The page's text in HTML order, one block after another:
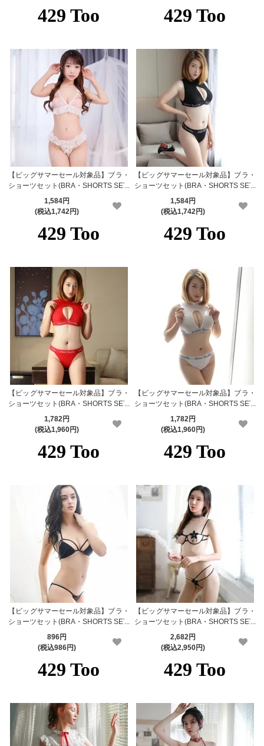
【ビッグサマーセール対象品】ブラ・
ショーツセット(BRA・SHORTS SET)
1,584円
(税込1,742円)
【ビッグサマーセール対象品】ブラ・
ショーツセット(BRA・SHORTS SET)
1,584円
(税込1,742円)
【ビッグサマーセール対象品】ブラ・
ショーツセット(BRA・SHORTS SET)
1,782円
(税込1,960円)
【ビッグサマーセール対象品】ブラ・
ショーツセット(BRA・SHORTS SET)
1,782円
(税込1,960円)
【ビッグサマーセール対象品】ブラ・
ショーツセット(BRA・SHORTS SET)
896円
(税込986円)
【ビッグサマーセール対象品】ブラ・
ショーツセット(BRA・SHORTS SET)
2,682円
(税込2,950円)